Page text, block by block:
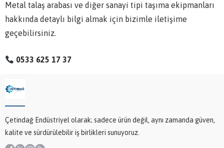
Metal talaş arabası ve diğer sanayi tipi taşıma ekipmanları
hakkında detaylı bilgi almak için bizimle iletişime
geçebilirsiniz.
0533 625 17 37
Çetindağ Endüstriyel olarak; sadece ürün değil, aynı zamanda güven,
kalite ve sürdürülebilir iş birlikleri sunuyoruz.